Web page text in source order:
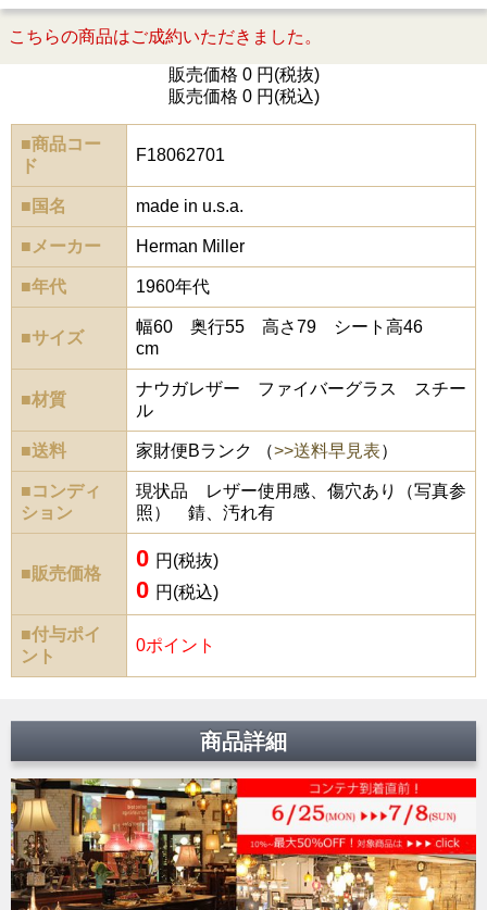
こちらの商品はご成約いただきました。
販売価格 0 円(税抜)
販売価格 0 円(税込)
■商品コー
ド
F18062701
■国名 made in u.s.a.
■メーカー Herman Miller
■年代 1960年代
■サイズ
幅60 奥行55 高さ79 シート高46
cm
■材質
ナウガレザー ファイバーグラス スチー
ル
■送料 家財便Bランク （>>送料早見表）
■コンディ
ション
現状品 レザー使用感、傷穴あり（写真参
照） 錆、汚れ有
■販売価格
0 円(税抜)
0 円(税込)
■付与ポイ
ント
0ポイント
商品詳細